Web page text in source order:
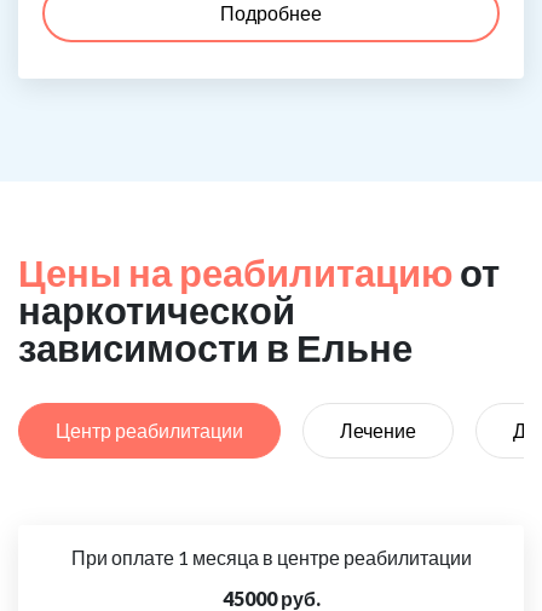
Подробнее
Цены на реабилитациюот
наркотической
зависимости в Ельне
Центр реабилитации Лечение
При оплате 1 месяца в центре реабилитации
45000 руб.